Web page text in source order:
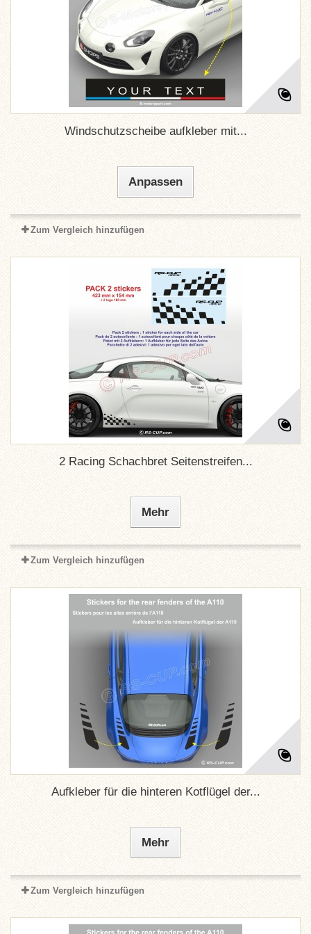
Windschutzscheibe aufkleber mit...
Anpassen
Zum Vergleich hinzufügen
2 Racing Schachbret Seitenstreifen...
Mehr
Zum Vergleich hinzufügen
Aufkleber für die hinteren Kotflügel der...
Mehr
Zum Vergleich hinzufügen